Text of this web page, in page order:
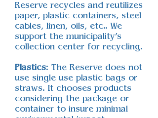
Reserve recycles and reutilizes
paper, plastic containers, steel
cables, linen, oils, etc.. We
support the municipality’s
collection center for recycling.
Plastics: The Reserve does not
use single use plastic bags or
straws. It chooses products
considering the package or
container to insure minimal